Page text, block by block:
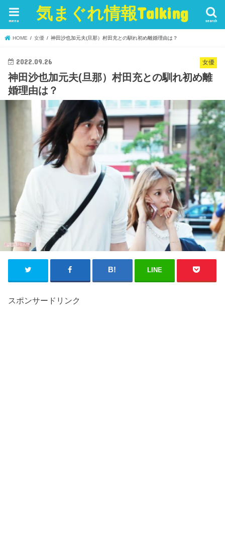
気まぐれ情報Talking search
menu
HOME 女優 神田沙也加元夫(旦那）村田充との馴れ初め離婚理由は？
女優
2022.09.26
神田沙也加元夫(旦那）村田充との馴れ初め離
婚理由は？
LINE
スポンサードリンク